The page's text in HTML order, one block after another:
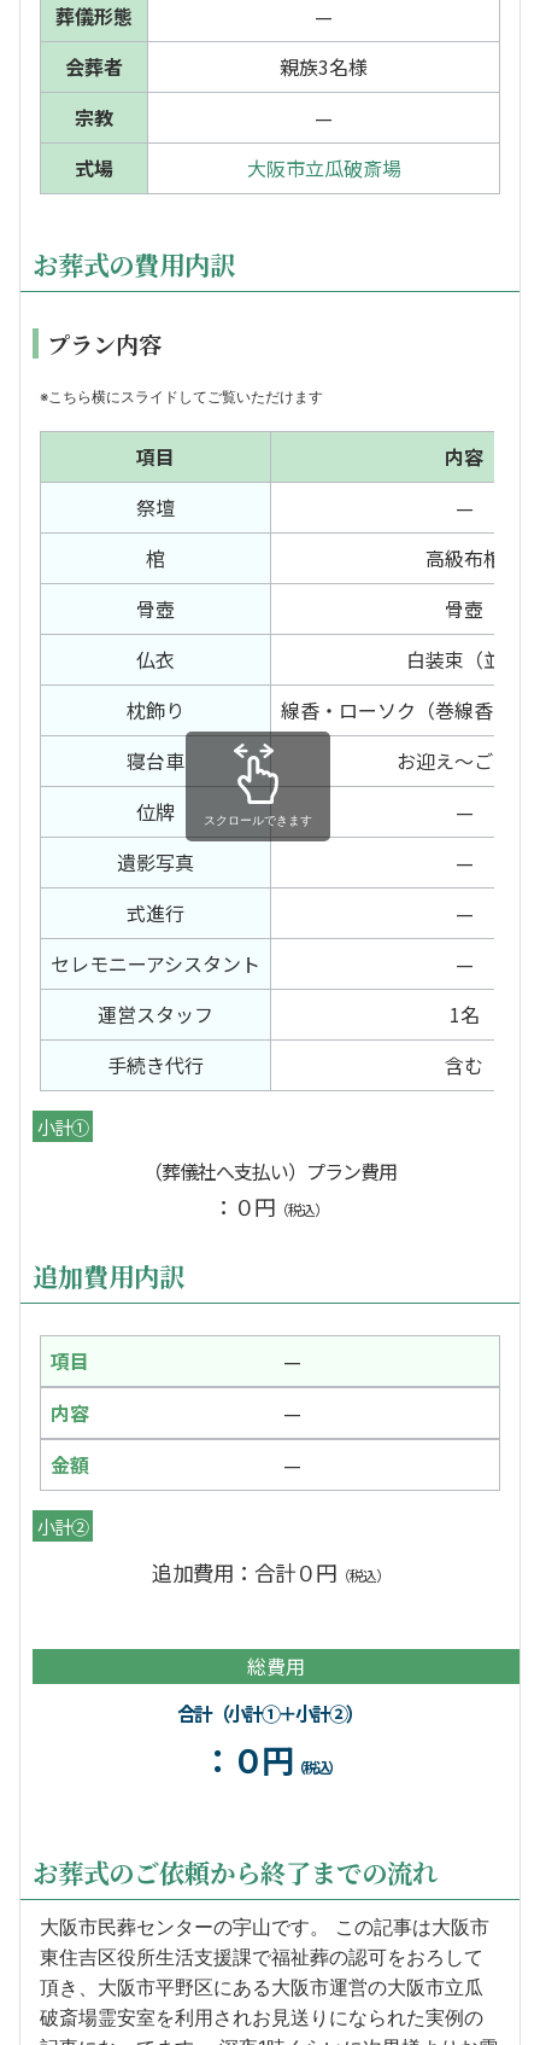
葬儀形態
—
会葬者
親族3名様
宗教
—
式場
大阪市立瓜破斎場
お葬式の費用内訳
プラン内容
※こちら横にスライドしてご覧いただけます
項目
内容
祭壇
—
棺
高級布棺
骨壺
骨壺
仏衣
白装束（並）
枕飾り
線香・ローソク（巻線香・電
寝台車
お迎え～ご安置
位牌
—
遺影写真
—
式進行
—
セレモニーアシスタント
—
運営スタッフ
1名
手続き代行
含む
スクロールできます
小計①
（葬儀社へ支払い）プラン費用
：０円 （税込）
追加費用内訳
—
—
—
小計②
追加費用：合計０円 （税込）
総費用
合計（小計①＋小計②）
：０円 （税込）
お葬式のご依頼から終了までの流れ
大阪市民葬センターの宇山です。 この記事は大阪市
東住吉区役所生活支援課で福祉葬の認可をおろして
頂き、大阪市平野区にある大阪市運営の大阪市立瓜
破斎場霊安室を利用されお見送りになられた実例の